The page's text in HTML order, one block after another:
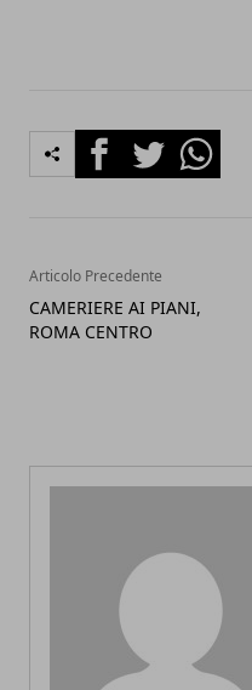
FacebookTwitterWhatsapp
Articolo Precedente
CAMERIERE AI PIANI,
ROMA CENTRO